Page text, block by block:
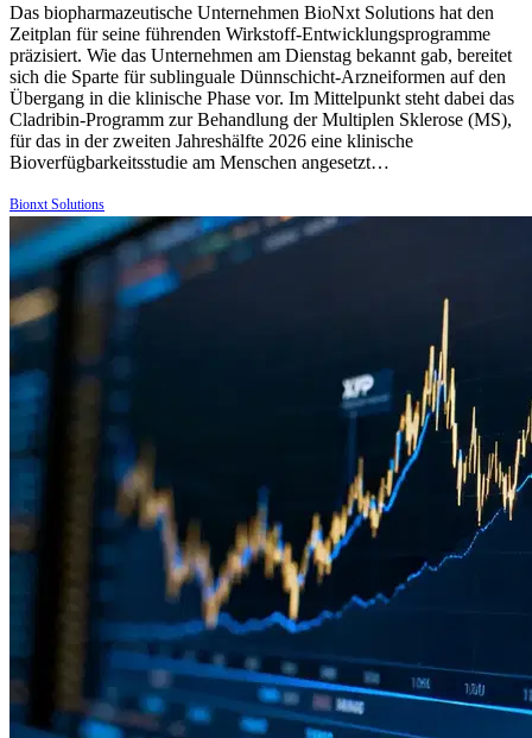
Das biopharmazeutische Unternehmen BioNxt Solutions hat den
Zeitplan für seine führenden Wirkstoff-Entwicklungsprogramme
präzisiert. Wie das Unternehmen am Dienstag bekannt gab, bereitet
sich die Sparte für sublinguale Dünnschicht-Arzneiformen auf den
Übergang in die klinische Phase vor. Im Mittelpunkt steht dabei das
Cladribin-Programm zur Behandlung der Multiplen Sklerose (MS),
für das in der zweiten Jahreshälfte 2026 eine klinische
Bioverfügbarkeitsstudie am Menschen angesetzt…
Bionxt Solutions